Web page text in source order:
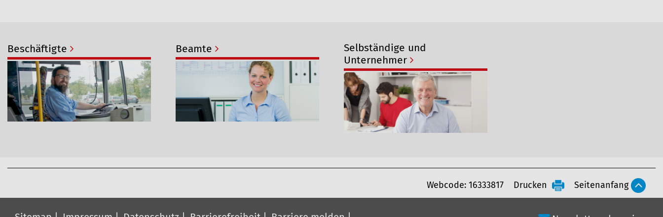
Beschäftigte Beamte
Selbständige und
Unternehmer
r
Webcode: 16333817 Drucken Seitenanfang